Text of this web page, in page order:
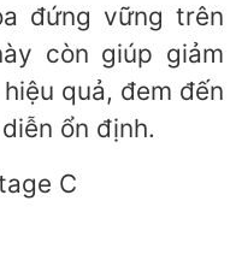
đứng vững trên
còn giúp giảm
quả, đem đến
ổn định.